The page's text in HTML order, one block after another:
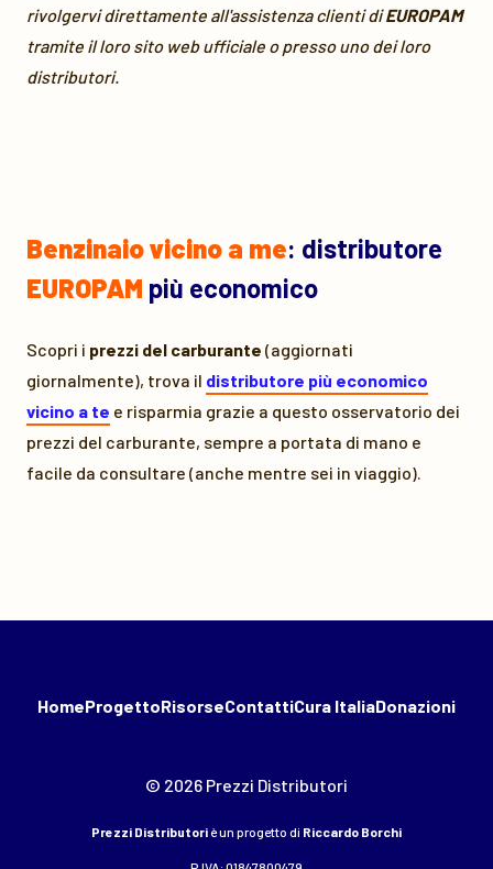
rivolgervi direttamente all'assistenza clienti diEUROPAM
tramite il loro sito web ufficiale o presso uno dei loro
distributori.
Benzinaio vicino a me: distributore
EUROPAM più economico
Scopri i prezzi del carburante (aggiornati
giornalmente), trova il distributore più economico
vicino a te e risparmia grazie a questo osservatorio dei
prezzi del carburante, sempre a portata di mano e
facile da consultare (anche mentre sei in viaggio).
HomeProgettoRisorseContattiCura ItaliaDonazioni
© 2026 Prezzi Distributori
Prezzi Distributori è un progetto di Riccardo Borchi